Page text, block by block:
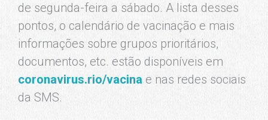
de segunda-feira a sábado. A lista desses
pontos, o calendário de vacinação e mais
informações sobre grupos prioritários,
documentos, etc. estão disponíveis em
coronavirus.rio/vacina e nas redes sociais
da SMS.